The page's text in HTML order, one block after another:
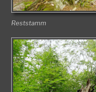
Reststamm